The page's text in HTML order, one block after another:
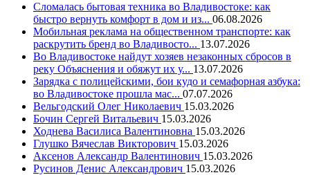
Сломалась бытовая техника во Владивостоке: как
быстро вернуть комфорт в дом и из... 06.08.2026
Мобильная реклама на общественном транспорте: как
раскрутить бренд во Владивосто... 13.07.2026
Во Владивостоке найдут хозяев незаконных сбросов в
реку Объяснения и обяжут их у... 13.07.2026
Зарядка с полицейскими, бои кудо и семафорная азбука:
во Владивостоке прошла мас... 07.07.2026
Вельгодский Олег Николаевич 15.03.2026
Бочин Сергей Витальевич 15.03.2026
Ходнева Василиса Валентиновна 15.03.2026
Глушко Вячеслав Викторович 15.03.2026
Аксенов Александр Валентинович 15.03.2026
Русинов Денис Александрович 15.03.2026